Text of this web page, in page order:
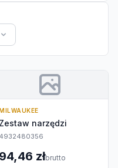
Zestaw narzędzi
4932480356
94,46 złbrutto